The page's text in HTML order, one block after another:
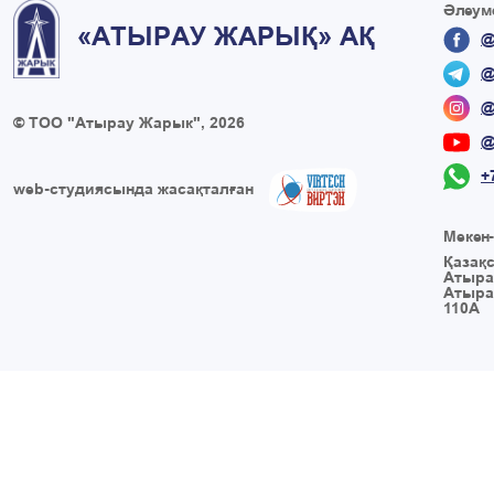
«АТЫРАУ ЖАРЫҚ» АҚ
© ТОО "Атырау Жарык", 2026
web-студиясында жасақталған
110А